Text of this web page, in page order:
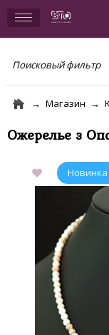
Поисковый фильтр
Магазин
Ожерелье з